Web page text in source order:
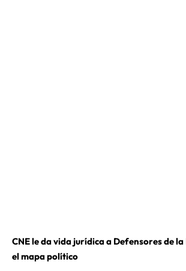
CNE le da vida jurídica a Defensores de
el mapa político